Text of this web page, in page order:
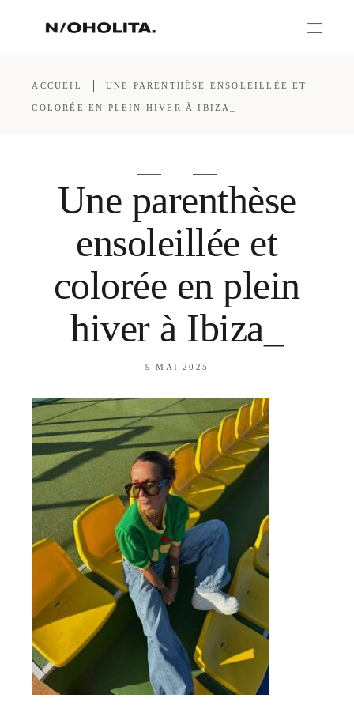
ACCUEIL UNE PARENTHÈSE ENSOLEILLÉE ET
COLORÉE EN PLEIN HIVER À IBIZA_
Une parenthèse
ensoleillée et
colorée en plein
hiver à Ibiza_
9 MAI 2025